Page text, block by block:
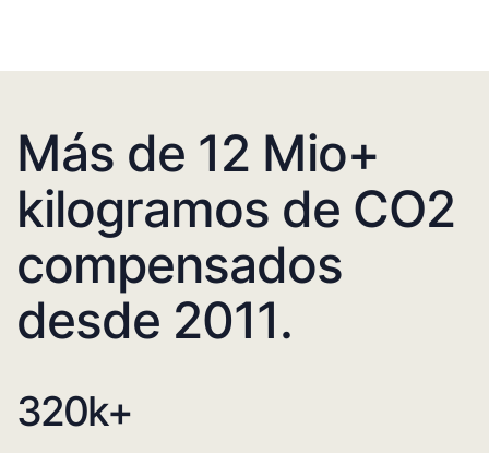
Más de 12 Mio+
kilogramos de CO2
compensados
desde 2011.
320k+